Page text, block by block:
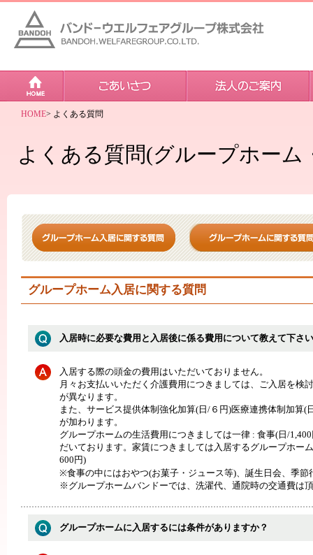
HOME> よくある質問
よくある質問(グループホーム
グループホーム入居に関する質問
入居時に必要な費用と入居後に係る費用について教えて下さ
入居する際の頭金の費用はいただいておりません。
月々お支払いいただく介護費用につきましては、ご入居を検
が異なります。
また、サービス提供体制強化加算(日/６円)医療連携体制加算(
が加わります。
グループホームの生活費用につきましては一律 : 食事(日/
だいております。家賃につきましては入居するグループホー
600円)
※食事の中にはおやつ(お菓子・ジュース等)、誕生日会、季
※グループホームバンドーでは、洗濯代、通院時の交通費は
グループホームに入居するには条件がありますか？